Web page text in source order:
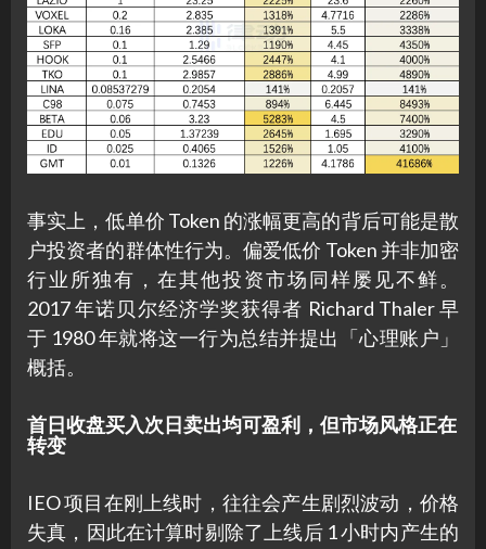
事实上，低单价 Token 的涨幅更高的背后可能是散
户投资者的群体性行为。偏爱低价 Token 并非加密
行业所独有，在其他投资市场同样屡见不鲜。
2017 年诺贝尔经济学奖获得者 Richard Thaler 早
于 1980 年就将这一行为总结并提出「心理账户」
概括。
首日收盘买入次日卖出均可盈利，但市场风格正在
转变
IEO 项目在刚上线时，往往会产生剧烈波动，价格
失真，因此在计算时剔除了上线后 1 小时内产生的